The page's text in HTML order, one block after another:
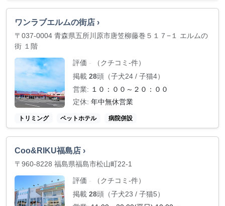
ワンラブエルムの街店 ›
〒037-0004 青森県五所川原市唐笠柳藤巻５１７−１ エルムの
街 １階
評価 -
（クチコミ-件）
掲載 28頭（子犬24 / 子猫4）
営業: １０：００～２０：００
定休: 年中無休営業
トリミング ペットホテル 病院併設
Coo&RIKU福島店 ›
〒960-8228 福島県福島市松山町22-1
評価 -
（クチコミ-件）
掲載 28頭（子犬23 / 子猫5）